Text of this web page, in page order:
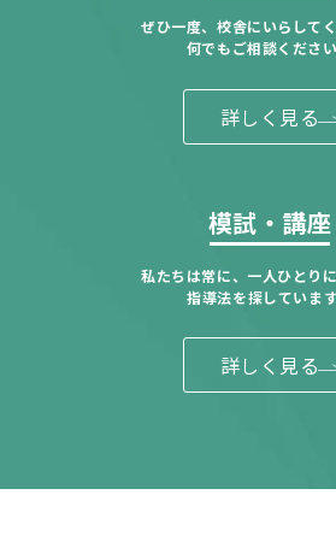
ぜひ一度、校舎にいらしてく
何でもご相談ください
詳しく見る
模試・講座
私たちは常に、一人ひとり
指導法を探しています
詳しく見る